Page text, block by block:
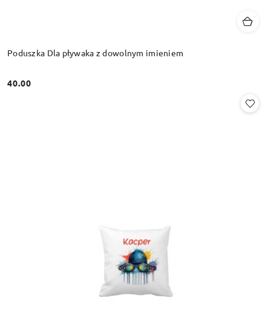
Poduszka Dla pływaka z dowolnym imieniem
Cena:
40.00